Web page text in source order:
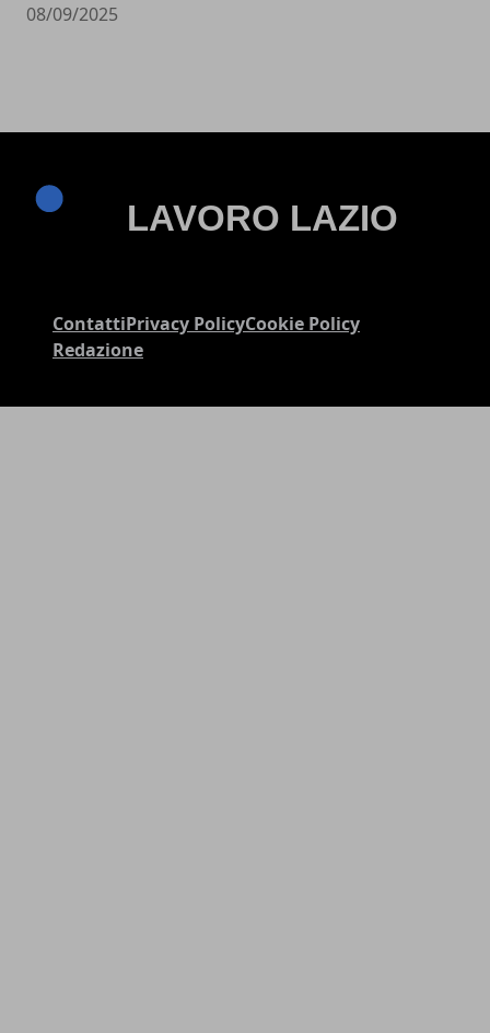
08/09/2025
ContattiPrivacy PolicyCookie Policy
Redazione